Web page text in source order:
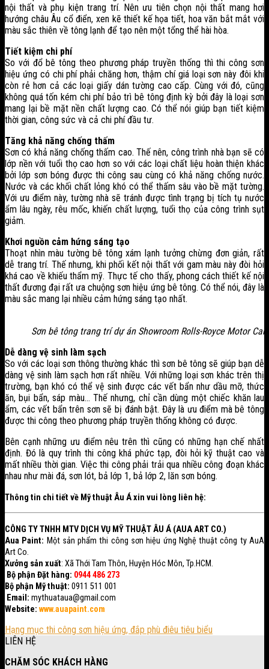
nội thất và phụ kiện trang trí. Nên ưu tiên chọn nội thất mang hơi
hướng châu Âu cổ điển, xen kẽ thiết kế họa tiết, hoa văn bắt mắt với
màu sắc thiên về tông lạnh để tạo nên một tổng thể hài hòa.
Tiết kiệm chi phí
So với đổ bê tông theo phương pháp truyền thống thì thi công sơn
hiệu ứng có chi phí phải chăng hơn, thậm chí giá loại sơn này đôi khi
còn rẻ hơn cả các loại giấy dán tường cao cấp. Cùng với đó, cũng
không quá tốn kém chi phí bảo trì bê tông định kỳ bởi đây là loại sơn
mang lại bề mặt nền chất lượng cao. Có thể nói giúp bạn tiết kiệm
thời gian, công sức và cả chi phí đầu tư.
Tăng khả năng chống thấm
Sơn có khả năng chống thấm cao. Thế nên, công trình nhà bạn sẽ có
lớp nền với tuổi thọ cao hơn so với các loại chất liệu hoàn thiện khác
bởi lớp sơn bóng được thi công sau cùng có khả năng chống nước.
Nước và các khối chất lỏng khó có thể thấm sâu vào bề mặt tường.
Với ưu điểm này, tường nhà sẽ tránh được tình trạng bị tích tụ nước
ẩm lâu ngày, rêu mốc, khiến chất lượng, tuổi thọ của công trình sụt
giảm.
Khơi nguồn cảm hứng sáng tạo
Thoạt nhìn màu tường bê tông xám lạnh tưởng chừng đơn giản, rất
dễ trang trí. Thế nhưng, khi phối kết nội thất với gam màu này đòi hỏi
khá cao về khiếu thẩm mỹ. Thực tế cho thấy, phong cách thiết kế nội
thất đương đại rất ưa chuộng sơn hiệu ứng bê tông. Có thể nói, đây là
màu sắc mang lại nhiều cảm hứng sáng tạo nhất.
Sơn bê tông trang trí dự án Showroom Rolls-Royce Motor Car
Dễ dàng vệ sinh làm sạch
So với các loại sơn thông thường khác thì sơn bê tông sẽ giúp bạn dễ
dàng vệ sinh làm sạch hơn rất nhiều. Với những loại sơn khác trên thị
trường, bạn khó có thể vệ sinh được các vết bẩn như dầu mỡ, thức
ăn, bụi bẩn, sáp màu… Thế nhưng, chỉ cần dùng một chiếc khăn lau
ẩm, các vết bẩn trên sơn sẽ bị đánh bật. Đây là ưu điểm mà bê tông
được thi công theo phương pháp truyền thống không có được.
Bên cạnh những ưu điểm nêu trên thì cũng có những hạn chế nhất
định. Đó là quy trình thi công khá phức tạp, đòi hỏi kỹ thuật cao và
mất nhiều thời gian. Việc thi công phải trải qua nhiều công đoạn khác
nhau như mài đá, sơn lót, bả lớp 1, bả lớp 2, lăn sơn bóng.
Thông tin chi tiết về Mỹ thuật Âu Á xin vui lòng liên hệ:
CÔNG TY TNHH MTV DỊCH VỤ MỸ THUẬT ÂU Á (AUA ART CO.)
Aua Paint: Một sản phẩm thi công sơn hiệu ứng Nghệ thuật công ty AuA
Art Co.
Xưởng sản xuất: Xã Thới Tam Thôn, Huyện Hóc Môn, Tp.HCM.
Bộ phận Đặt hàng: 0944 486 273
Bộ phận Mỹ thuật: 0911 511 001
Email: mythuataua@gmail.com
Website: www.auapaint.com
Hạng mục thi công sơn hiệu ứng, đắp phù điêu tiêu biểu
LIÊN HỆ
CHĂM SÓC KHÁCH HÀNG